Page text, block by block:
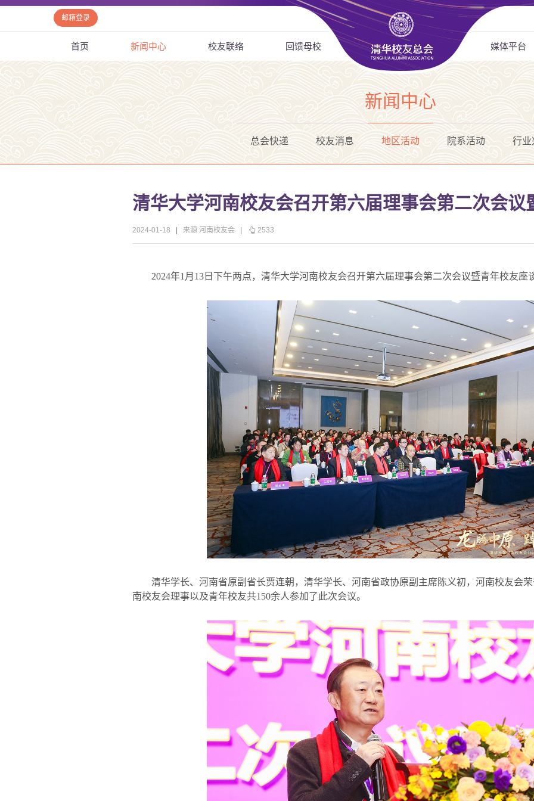
邮箱登录
首页 新闻中心 校友联络 回馈母校 媒体平台
新闻中心
总会快递 校友消息 地区活动 院系活动 行业
清华大学河南校友会召开第六届理事会第二次会议
2024-01-18 来源 河南校友会 2533
2024年1 月 13 日下午两点，清华大学河南校友会召开第六届理事会第二次会议暨青年校友座
清华学长、河南省原副省长贾连朝，清华学长、河南省政协原副主席陈义初，河南校友会
南校友会理事以及青年校友共150余人参加了此次会议。